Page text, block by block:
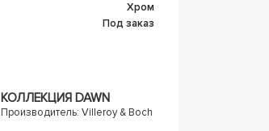
Хром
Под заказ
КОЛЛЕКЦИЯ DAWN
Производитель: Villeroy & Boch